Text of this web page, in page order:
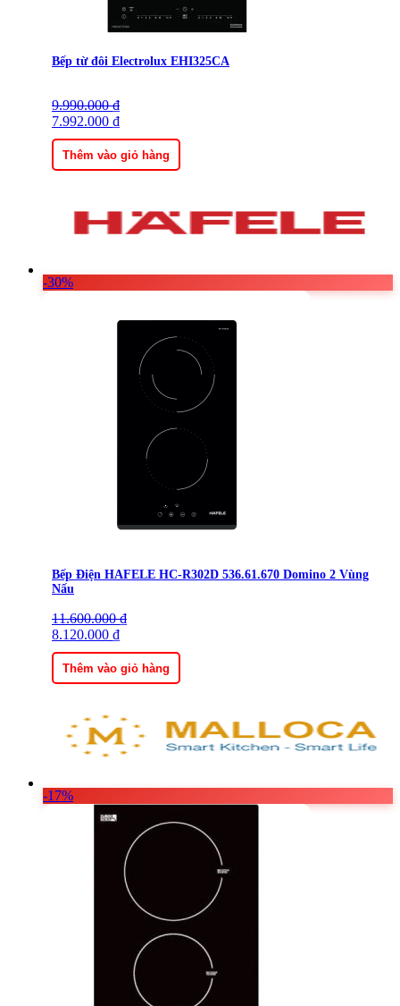
Bếp từ đôi Electrolux EHI325CA
9.990.000₫
Giá
gốc
là:
9.990.000 ₫.
7.992.000 ₫
Giá
hiện
tại
là:
7.992.000 ₫.
Thêm vào giỏ hàng
-30%
Bếp Điện HAFELE HC-R302D 536.61.670 Domino 2 Vùng
Nấu
11.600.000₫
Giá
gốc
là:
11.600.000 ₫.
8.120.000 ₫
Giá
hiện
tại
là:
8.120.000 ₫.
Thêm vào giỏ hàng
-17%